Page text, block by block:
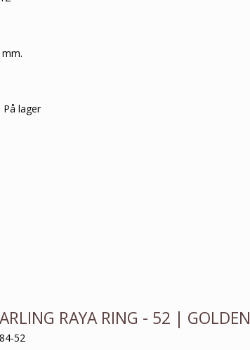
mm.
På lager
RAYA RING - 52 | GOLDEN
52